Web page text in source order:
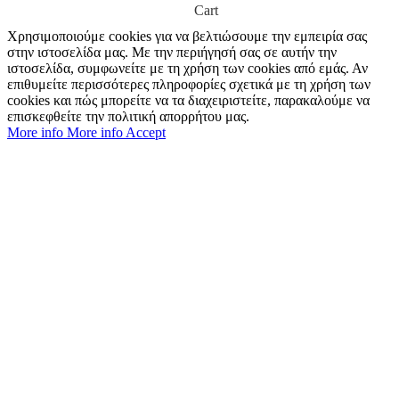
Cart
Χρησιμοποιούμε cookies για να βελτιώσουμε την εμπειρία σας
στην ιστοσελίδα μας. Με την περιήγησή σας σε αυτήν την
ιστοσελίδα, συμφωνείτε με τη χρήση των cookies από εμάς. Αν
επιθυμείτε περισσότερες πληροφορίες σχετικά με τη χρήση των
cookies και πώς μπορείτε να τα διαχειριστείτε, παρακαλούμε να
επισκεφθείτε την πολιτική απορρήτου μας.
More info More info Accept